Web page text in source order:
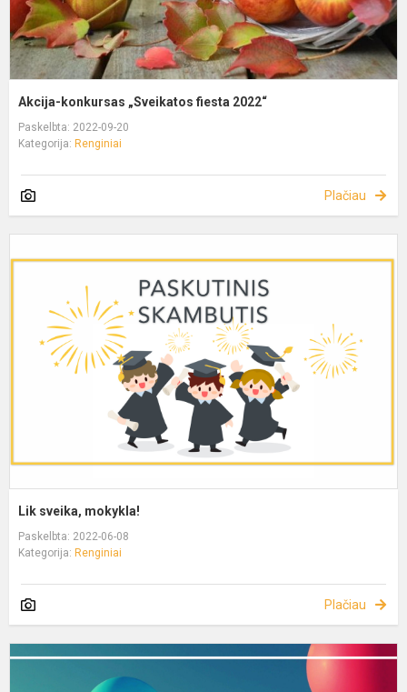
Akcija-konkursas „Sveikatos fiesta 2022“
Paskelbta: 2022-09-20
Kategorija: Renginiai
Plačiau
Lik sveika, mokykla!
Paskelbta: 2022-06-08
Kategorija: Renginiai
Plačiau